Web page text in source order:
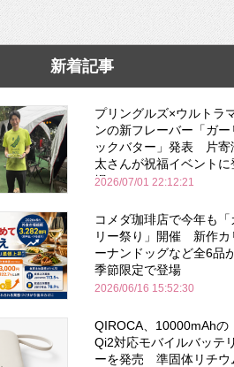
新着記事
プリングルズ×ウルトラ
ンの新フレーバー「ガー
ックバター」発表 片寄
太さんが祝福イベントに
場
2026/07/01 22:12:21
コメダ珈琲店で今年も「
リー祭り」開催 新作カ
ーナンドッグなど全6品
季節限定で登場
2026/06/16 15:52:30
QIROCA、10000mAhの
Qi2対応モバイルバッテリ
ーを発売 準固体リチウ